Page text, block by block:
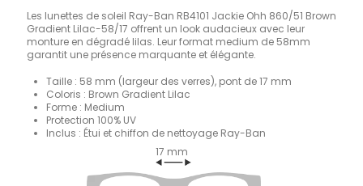
Les lunettes de soleil Ray-Ban RB4101 Jackie Ohh 860/51 Brown
Gradient Lilac-58/17 offrent un look audacieux avec leur
monture en dégradé lilas. Leur format medium de 58mm
garantit une présence marquante et élégante.
Taille : 58 mm (largeur des verres), pont de 17 mm
Coloris : Brown Gradient Lilac
Forme : Medium
Protection 100% UV
Inclus : Étui et chiffon de nettoyage Ray-Ban
17 mm